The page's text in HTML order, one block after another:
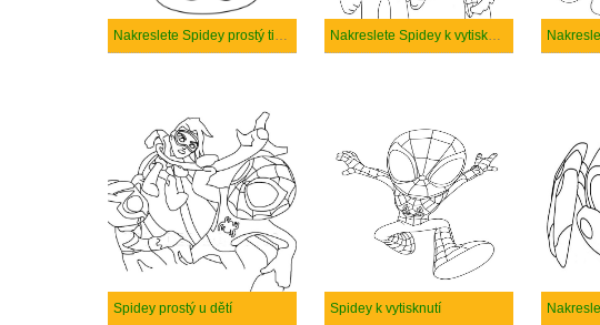
Nakreslete Spidey prostý tisknutelné Nakreslete Spidey k vytisknutí
Spidey prostý u dětí Spidey k vytisknutí